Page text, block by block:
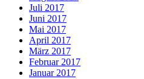
Juli 2017
Juni 2017
Mai 2017
April 2017
März 2017
Februar 2017
Januar 2017